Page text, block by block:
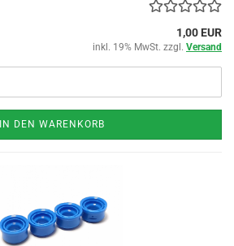
1,00 EUR
inkl. 19% MwSt. zzgl. Versand
IN DEN WARENKORB